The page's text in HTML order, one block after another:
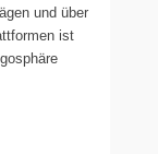
und über
ist